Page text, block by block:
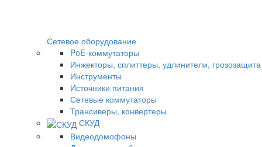
Сетевое оборудование
PoE-коммутаторы
Инжекторы, сплиттеры, удлинители, грозозащита
Инструменты
Источники питания
Сетевые коммутаторы
Трансиверы, конвертеры
СКУД
Видеодомофоны